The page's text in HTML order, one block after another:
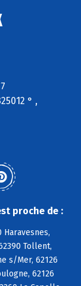
° ,
proche de :
Haravesnes,
Tollent,
s/Mer, 62126
62126